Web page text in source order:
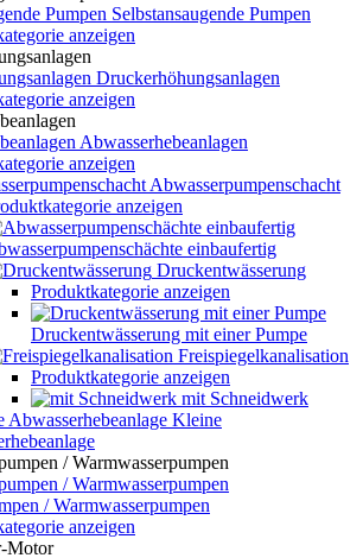
Selbstansaugende Pumpen
anzeigen
Druckerhöhungsanlagen
anzeigen
Abwasserhebeanlagen
anzeigen
Abwasserpumpenschacht
anzeigen
einbaufertig
Druckentwässerung
Produktkategorie anzeigen
Druckentwässerung mit einer Pumpe
Freispiegelkanalisation
Produktkategorie anzeigen
mit Schneidwerk
Kleine
/ Warmwasserpumpen
anzeigen